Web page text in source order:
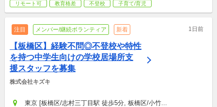
リモート可 教育格差 不登校 子育て/育児
注目 メンバー/継続ボランティア 新着 1日前
【板橋区】経験不問◎不登校や特性
を持つ中学生向けの学校居場所支
援スタッフを募集
株式会社キズキ
東京 [板橋区/志村三丁目駅 徒歩5分, 板橋区/小竹...